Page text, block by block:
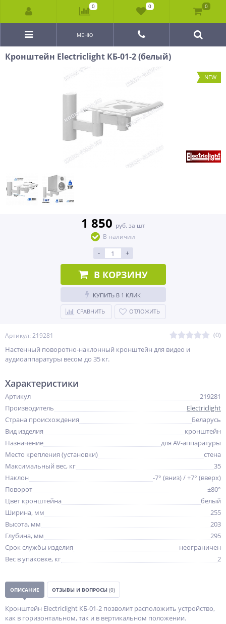
МЕНЮ
Кронштейн Electriclight КБ-01-2 (белый)
NEW
Артикул: 219281 (0)
Настенный поворотно-наклонный кронштейн для видео и
аудиоаппаратуры весом до 35 кг.
1 850 руб. за шт
В наличии
- +
В КОРЗИНУ
КУПИТЬ В 1 КЛИК
СРАВНИТЬ ОТЛОЖИТЬ
Характеристики
Артикул
219281
Производитель
Electriclight
Страна происхождения
Беларусь
Вид изделия
кронштейн
Назначение
для AV-аппаратуры
Место крепления (установки)
стена
Максимальный вес, кг
35
Наклон
-7° (вниз) / +7° (вверх)
Поворот
±80°
Цвет кронштейна
белый
Ширина, мм
255
Высота, мм
203
Глубина, мм
295
Срок службы изделия
неограничен
Вес в упаковке, кг
2
ОПИСАНИЕ ОТЗЫВЫ И ВОПРОСЫ (0)
Кронштейн Electriclight КБ-01-2 позволит расположить устройство,
как в горизонтальном, так и в вертикальном положении.
0 0 0